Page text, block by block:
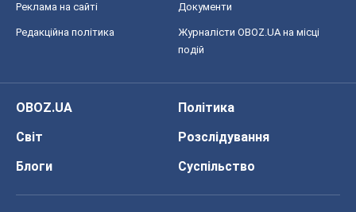
Реклама на сайті Документи
Редакційна політика
Журналісти OBOZ.UA на місці
подій
OBOZ.UA
Політика
Світ
Розслідування
Блоги
Суспільство